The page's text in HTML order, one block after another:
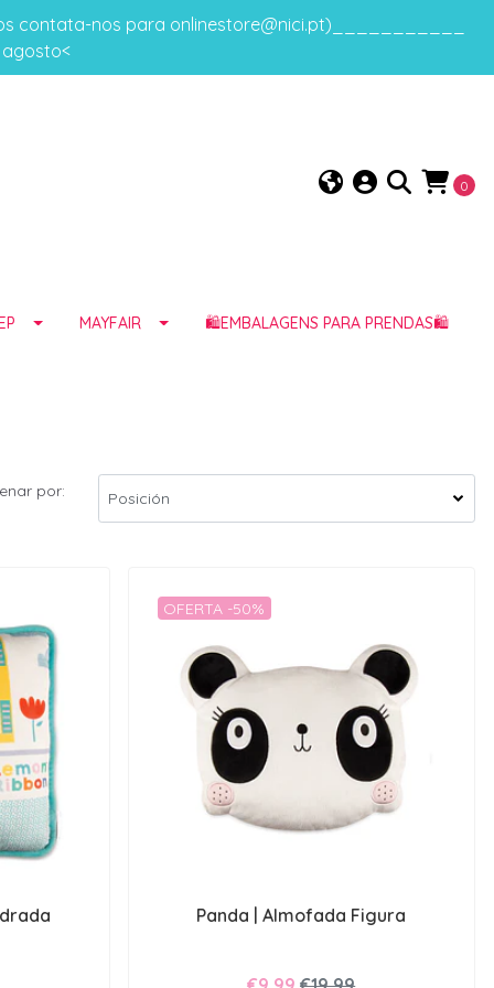
contata-nos para onlinestore@nici.pt)___________
agosto<
0
MAYFAIR 🛍️EMBALAGENS PARA PRENDAS🛍️
por:
OFERTA -50%
Panda | Almofada Figura